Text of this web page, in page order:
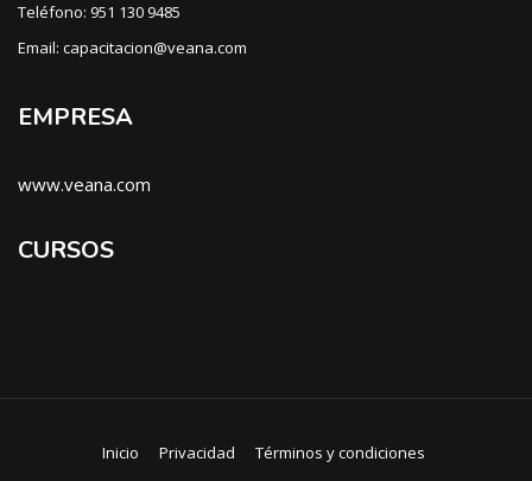
Teléfono: 951 130 9485
Email: capacitacion@veana.com
EMPRESA
www.veana.com
CURSOS
Inicio Privacidad Términos y condiciones